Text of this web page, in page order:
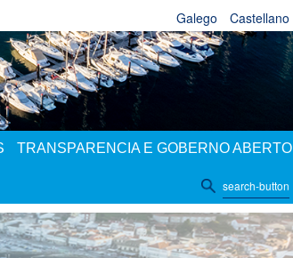
Galego Castellano
TRANSPARENCIA E GOBERNO ABERTO
search-button